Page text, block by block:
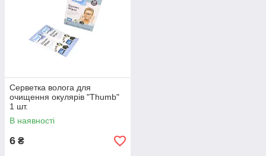
Серветка волога для
очищення окулярів "Thumb"
1 шт.
В наявності
6 ₴